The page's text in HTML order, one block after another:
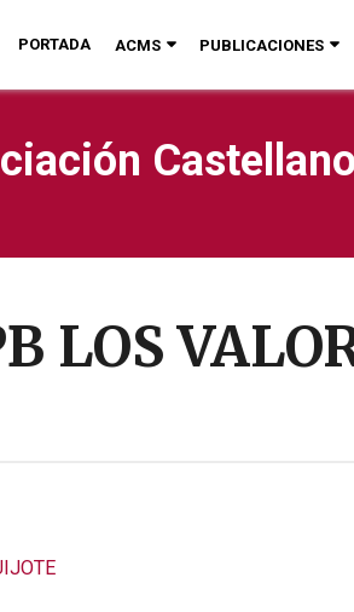
PORTADA ACMS PUBLICACIONES
LOS